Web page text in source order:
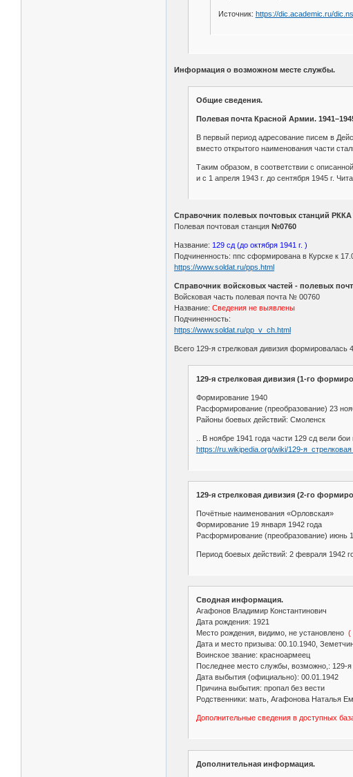
Источник: https://dic.academic.ru/
Информация о возможном месте службы.
Общие сведения.
Полевая почта Красной Армии.
В первый период адресование писем в
вместо открытого наименования части
Таким образом, в соответствии с
и с 1 апреля 1943 г. до сентября 1945 г.
Справочник полевых почтовых станций РККА
Полевая почтовая станция №0760
Название: 129 сд (до октября 1941 г. )
Подчиненность: ппс сформирована в Курске к
https://www.soldat.ru/pps.html
Справочник войсковых частей - полевых
Войсковая часть полевая почта № 00760
Название: Сведения не выявлены
Подчиненность:
https://www.soldat.ru/pp_v_ch.html
Всего 129-я стрелковая дивизия
129-я стрелковая дивизия (1-го
Формирование 1940
Расформирование (преобразование) 23
Районы боевых действий: Смоленск
.. В ноябре 1941 года части 129 сд вели
https://ru.wikipedia.org/wiki/129-
129-я стрелковая дивизия (2-го
Почётные наименования «Орловская»
Формирование 19 января 1942 года
Расформирование (преобразование) июнь
Период боевых действий: 2 февраля 1942
Сводная информация.
Агафонов Владимир Константинович
Дата рождения: 1921
Место рождения, видимо, не установлено (
Дата и место призыва: 00.10.1940,
Воинское звание: красноармеец
Последнее место службы, возможно,: 129-
Дата выбытия (официально): 00.01.1942
Причина выбытия: пропал без вести
Родственники: мать, Агафонова Наталья
Дополнительные сведения в доступных
Дополнительная информация.